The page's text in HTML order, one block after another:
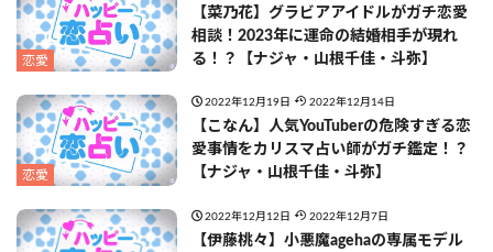
恋愛
【菜乃花】グラビアアイドルがガチ恋愛
相談！2023年に運命の結婚相手が現れ
る！？【ナジャ・山根千佳・斗弥】
恋愛
2022年12月19日 2022年12月14日
【こなん】人気YouTuberの危険すぎる恋
愛事情をカリスマ占い師がガチ鑑定！？
【ナジャ・山根千佳・斗弥】
2022年12月12日 2022年12月7日
【伊藤桃々】小悪魔agehaの専属モデル